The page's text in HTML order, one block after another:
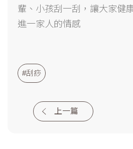
輩、小孩刮一刮，讓大家健
進一家人的情感
#刮痧
上一篇